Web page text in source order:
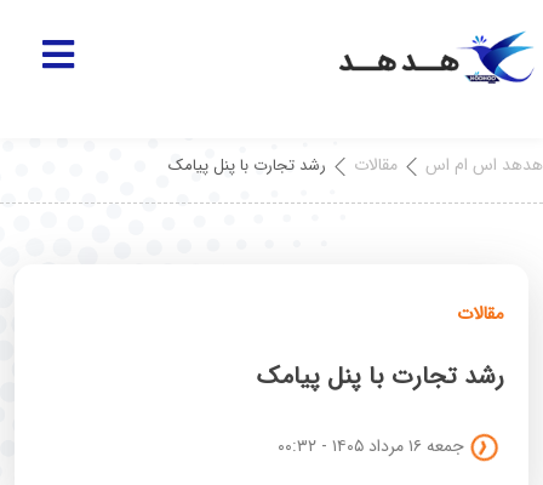
هدهد اس ام اس مقالات رشد تجارت با پنل پیامک
مقالات
رشد تجارت با پنل پیامک
جمعه ۱۶ مرداد ۱۴۰۵ - ۰۰:۳۲